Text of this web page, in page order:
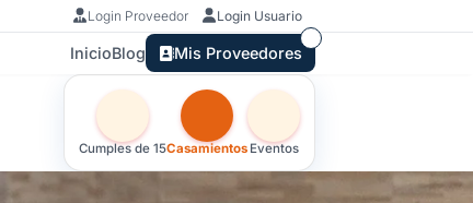
Login Proveedor Login Usuario
InicioBlog Mis Proveedores
Otras versiones de esta ficha por tipo de festejo
Cumples de 15Casamientos Eventos